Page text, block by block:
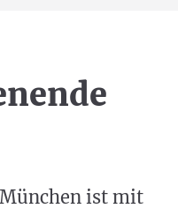
ist mit